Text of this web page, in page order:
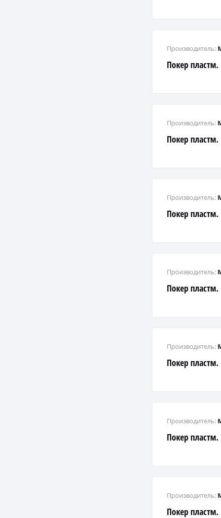
Покер
Производитель:
Покер
Производитель:
Покер
Производитель:
Покер
Производитель:
Покер
Производитель:
Покер
Производитель:
Покер
Производитель: